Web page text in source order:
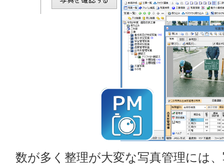
数が多く整理が大変な写真管理には